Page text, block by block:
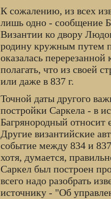
К сожалению, из всех
лишь одно - сообщение
Византии ко двору
родину кружным путем
оказалась
полагать, что из своей
или даже в 837 г.
Точной даты другого
постройки Саркела - в
Багрянородный
Другие византийские
событие между 834 и
хотя, думается,
Саркел был построен
всего надо разобрать
источнику - "Об